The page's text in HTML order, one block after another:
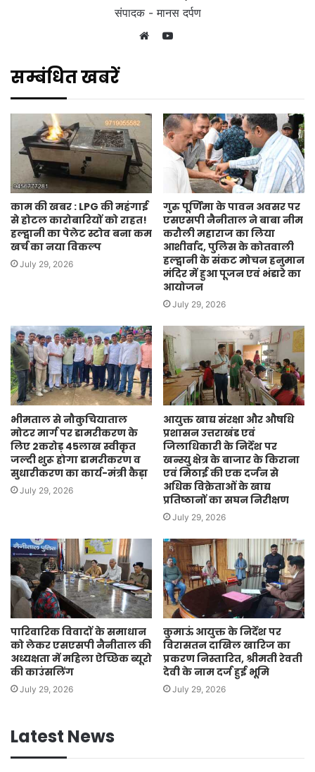
संपादक - मानस दर्पण
YouTube
सम्बंधित खबरें
काम की खबर : LPG की महंगाई
से होटल कारोबारियों को राहत!
हल्द्वानी का पेलेट स्टोव बना कम
खर्च का नया विकल्प
July 29, 2026
गुरु पूर्णिमा के पावन अवसर पर
एसएसपी नैनीताल ने बाबा नीम
करौली महाराज का लिया
आशीर्वाद, पुलिस के कोतवाली
हल्द्वानी के संकट मोचन हनुमान
मंदिर में हुआ पूजन एवं भंडारे का
आयोजन
July 29, 2026
भीमताल से नौकुचियाताल
मोटर मार्ग पर डामरीकरण के
लिए 2करोड़ 45लाख स्वीकृत
जल्दी शुरू होगा डामरीकरण व
सुधारीकरण का कार्य-मंत्री कैड़ा
July 29, 2026
आयुक्त खाद्य संरक्षा और औषधि
प्रशासन उत्तराखंड एवं
जिलाधिकारी के निर्देश पर
खन्स्यु क्षेत्र के बाजार के किराना
एवं मिठाई की एक दर्जन से
अधिक विक्रेताओं के खाद्य
प्रतिष्ठानों का सघन निरीक्षण
July 29, 2026
पारिवारिक विवादों के समाधान
को लेकर एसएसपी नैनीताल की
अध्यक्षता में महिला ऐच्छिक ब्यूरो
की काउंसलिंग
July 29, 2026
कुमाऊं आयुक्त के निर्देश पर
विरासतन दाखिल खारिज का
प्रकरण निस्तारित, श्रीमती रेवती
देवी के नाम दर्ज हुई भूमि
July 29, 2026
Latest News